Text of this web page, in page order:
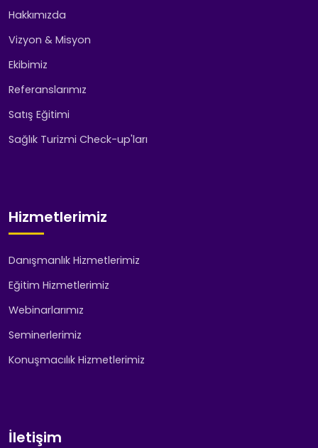
Hakkımızda
Vizyon & Misyon
Ekibimiz
Referanslarımız
Satış Eğitimi
Sağlık Turizmi Check-up'ları
Hizmetlerimiz
Danışmanlık Hizmetlerimiz
Eğitim Hizmetlerimiz
Webinarlarımız
Seminerlerimiz
Konuşmacılık Hizmetlerimiz
İletişim